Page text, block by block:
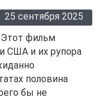
25 сентября 2025
Этот фильм
США и их рупора
половина
бы не